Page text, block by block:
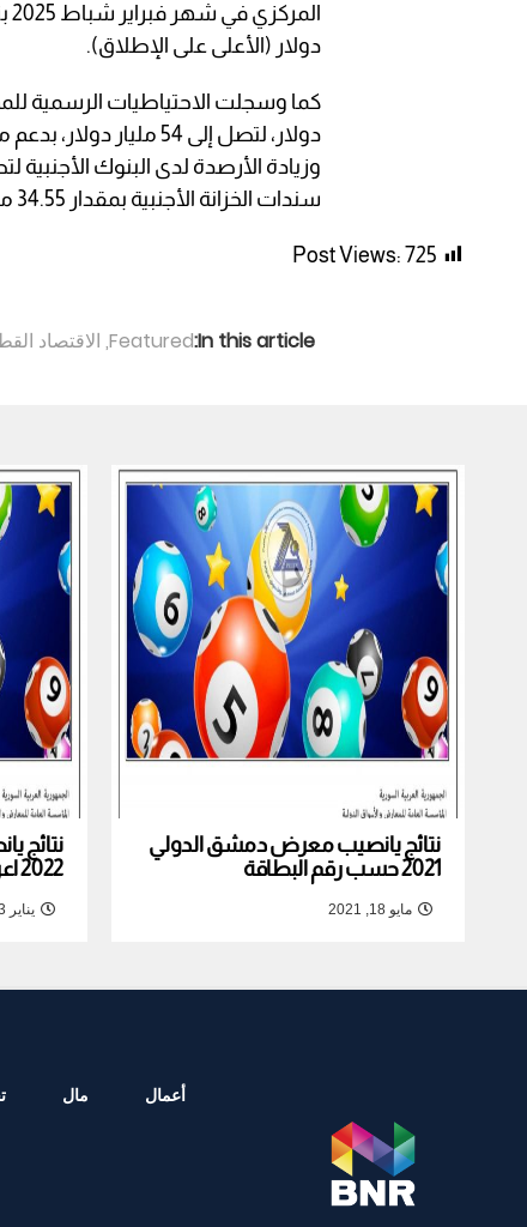
دولار (الأعلى على الإطلاق).
سندات الخزانة الأجنبية بمقدار 34.55 مليار دولار.
Post Views: 725
In this article:
Featured
, الاقتصاد
نتائج يانصيب معرض دمشق الدولي
2021 حسب رقم البطاقة
مايو 18, 2021
نتائج
2022 اعرف نتيجة بطاقتك
يناير 3, 2022
أعمال مال